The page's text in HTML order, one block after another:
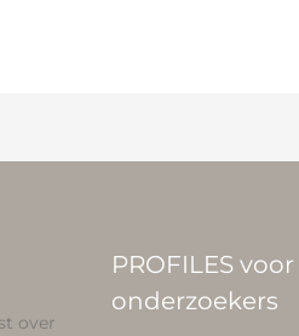
over
PROFILES voor
onderzoekers